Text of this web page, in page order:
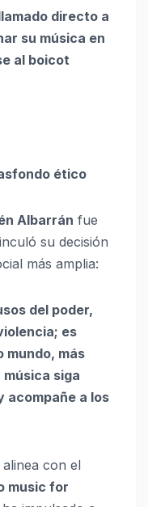
directo a
su música en
al boicot
ético
Albarrán fue
su decisión
más amplia:
del poder,
es
mundo, más
siga
acompañe a los
con el
music for